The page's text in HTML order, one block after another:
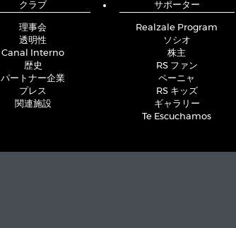
クラブ
理事会
透明性
Canal Interno
歴史
パートナー企業
プレス
関連施設
サポーター
Realzale Program
ソシオ
株主
RS ファン
ペーニャ
RS キッズ
ギャラリー
Te Escuchamos